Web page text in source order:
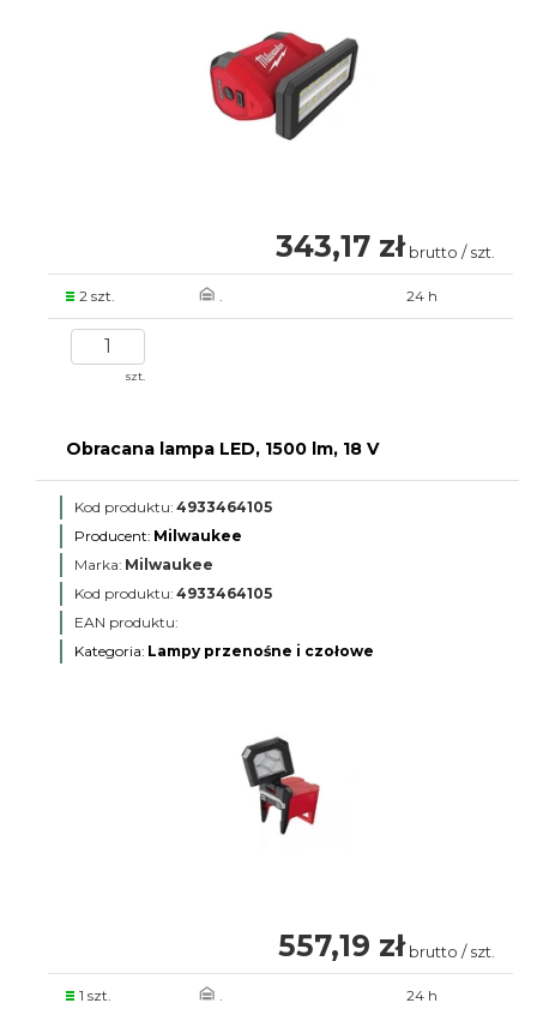
343,17 zł brutto / szt.
2 szt. . 24 h
szt.
Obracana lampa LED, 1500 lm, 18 V
Kod produktu: 4933464105
Producent: Milwaukee
Marka: Milwaukee
Kod produktu: 4933464105
EAN produktu:
Kategoria: Lampy przenośne i czołowe
557,19 zł brutto / szt.
1 szt. . 24 h